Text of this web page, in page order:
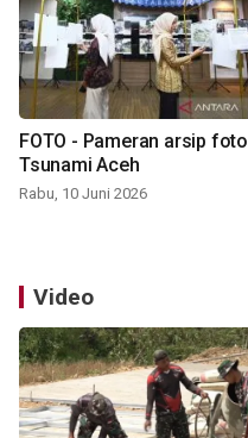
FOTO - Pameran arsip foto
Tsunami Aceh
Rabu, 10 Juni 2026
Video